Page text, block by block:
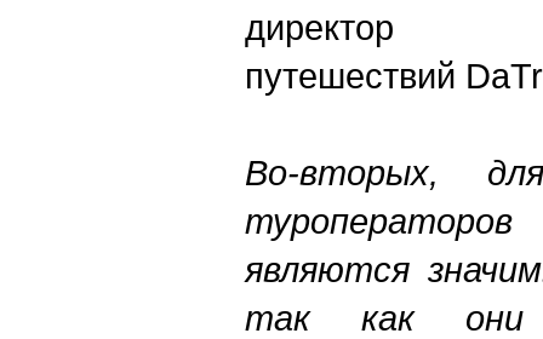
директор
путешествий
Во-вторых,
являются
так как они